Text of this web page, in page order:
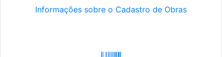
Informações sobre o Cadastro de Obras